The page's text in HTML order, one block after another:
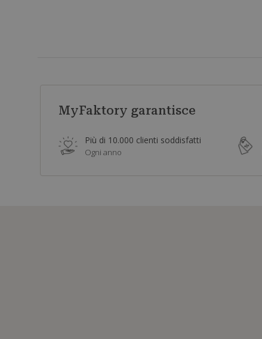
MyFaktory garantisce
Più di 10.000 clienti soddisfatti
Ogni anno